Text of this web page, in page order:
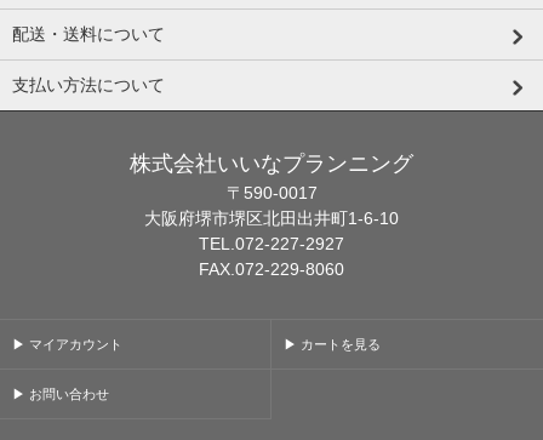
配送・送料について
支払い方法について
株式会社いいなプランニング
〒590-0017
大阪府堺市堺区北田出井町1-6-10
TEL.072-227-2927
FAX.072-229-8060
▶ マイアカウント ▶ カートを見る
▶ お問い合わせ